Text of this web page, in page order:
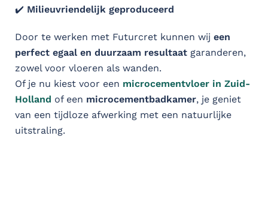
✔️ Milieuvriendelijk geproduceerd
Door te werken met Futurcret kunnen wij een
perfect egaal en duurzaam resultaat garanderen,
zowel voor vloeren als wanden.
Of je nu kiest voor een microcementvloer in Zuid-
Holland of een microcementbadkamer, je geniet
van een tijdloze afwerking met een natuurlijke
uitstraling.